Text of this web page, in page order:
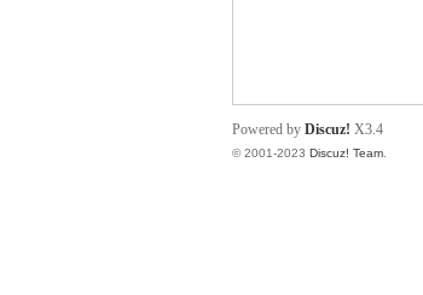
Powered by Discuz! X3.4
© 2001-2023 Discuz! Team